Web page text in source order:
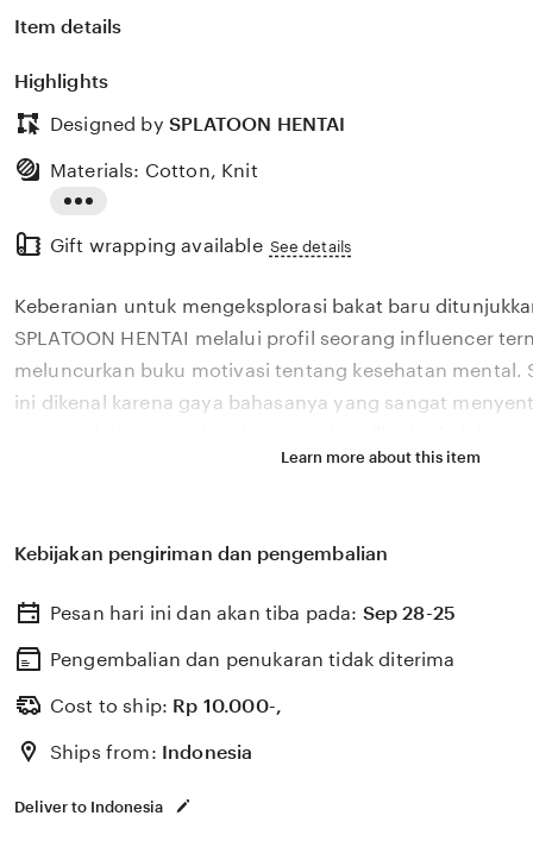
Item details
Highlights
Designed by SPLATOON HENTAI
the
description
Materials: Cotton, Knit
Gift wrapping available See details
Keberanian untuk mengeksplorasi bakat baru
SPLATOON HENTAI melalui profil seorang influencer
meluncurkan buku motivasi tentang kesehatan mental.
ini dikenal karena gaya bahasanya yang sangat
Melalui sistem 💎 yang kami kembangkan, platform
HENTAI percaya bahwa kemandirian intelektual para
berkembang pesat di pasar global. Dengan dukungan
update, kami terus memantau perkembangan
sosok viral favorit Anda secara eksklusif.
Learn more about this item
Kebijakan pengiriman dan pengembalian
Pesan hari ini dan akan tiba pada: Sep 28-25
Pengembalian dan penukaran tidak diterima
Cost to ship: Rp 10.000-,
Ships from: Indonesia
Deliver to Indonesia